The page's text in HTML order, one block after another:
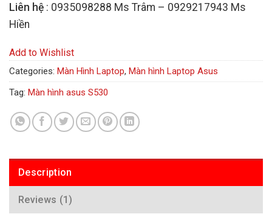
Liên hệ : 0935098288 Ms Trâm – 0929217943 Ms
Hiền
Add to Wishlist
Categories: Màn Hình Laptop, Màn hình Laptop Asus
Tag: Màn hình asus S530
Description
Reviews (1)